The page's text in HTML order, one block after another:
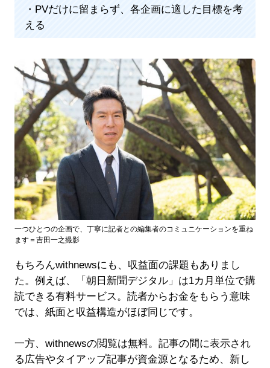
・PVだけに留まらず、各企画に適した目標を考
える
一つひとつの企画で、丁寧に記者との編集者のコミュニケーションを重ね
ます＝吉田一之撮影
もちろんwithnewsにも、収益面の課題もありまし
た。例えば、「朝日新聞デジタル」は1カ月単位で購
読できる有料サービス。読者からお金をもらう意味
では、紙面と収益構造がほぼ同じです。
一方、withnewsの閲覧は無料。記事の間に表示され
る広告やタイアップ記事が資金源となるため、新し